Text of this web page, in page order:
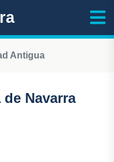
Antigua
Navarra